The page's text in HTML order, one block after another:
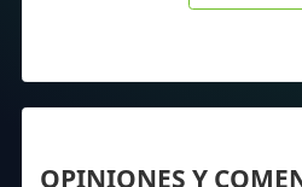
OPINIONES Y